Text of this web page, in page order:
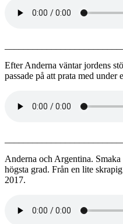
Efter Anderna väntar jordens
passade på att prata med
Anderna och Argentina.
högsta grad. Från en lite
2017.